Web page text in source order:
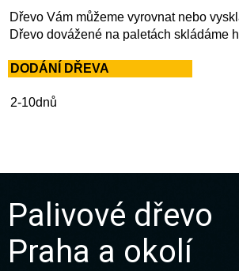
Palivové dřevo
Praha a okolí